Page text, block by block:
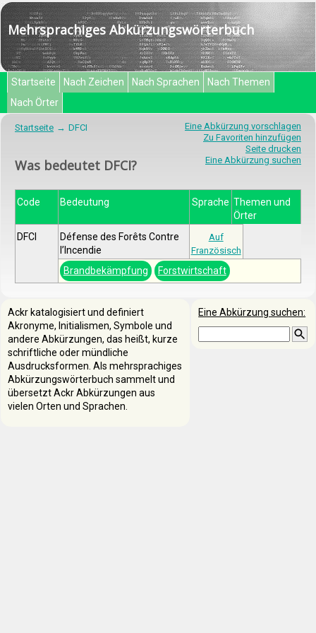
Mehrsprachiges Abkürzungswörterbuch
Startseite Nach Zeichen Nach Sprachen
Nach Themen
Nach Örter
Eine Abkürzung vorschlagen
Zu Favoriten hinzufügen
Seite drucken
Eine Abkürzung suchen
Startseite DFCI
Was bedeutet DFCI?
Code Bedeutung Sprache Themen und
Örter
DFCI
Défense des Forêts Contre
l’Incendie
Auf
Französisch
Brandbekämpfung Forstwirtschaft
Eine Abkürzung suchen:
Ackr katalogisiert und definiert
Akronyme, Initialismen, Symbole und
andere Abkürzungen, das heißt, kurze
schriftliche oder mündliche
Ausdrucksformen. Als mehrsprachiges
Abkürzungswörterbuch sammelt und
übersetzt Ackr Abkürzungen aus
vielen Orten und Sprachen.